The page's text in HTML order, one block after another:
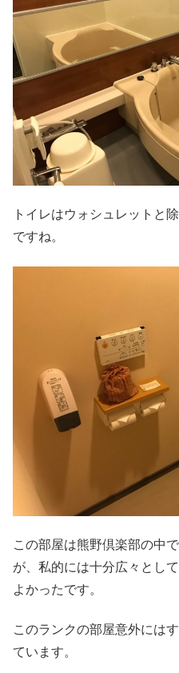
トイレはウォシュレットと
ですね。
この部屋は熊野倶楽部の中
が、私的には十分広々とし
よかったです。
このランクの部屋意外には
ています。